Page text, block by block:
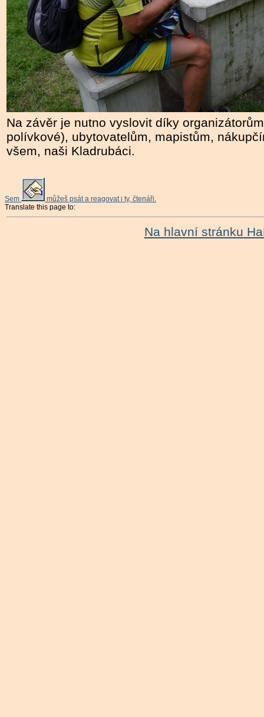
Na závěr je nutno vyslovit díky
polívkové), ubytovatelům, mapistům,
všem, naši Kladrubáci.
Sem
můžeš psát a reagovat i ty, čtenáři.
Translate this page to:
Na hlavní stránku